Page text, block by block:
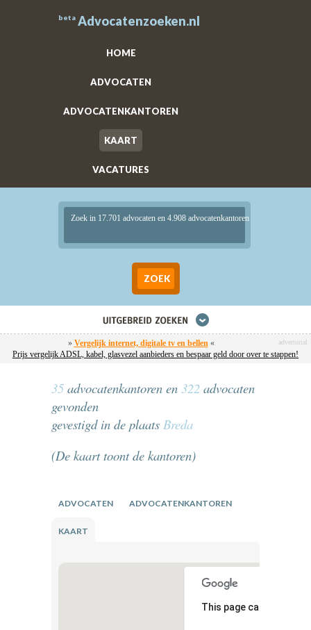
beta Advocatenzoeken.nl
HOME
ADVOCATEN
ADVOCATENKANTOREN
KAART
VACATURES
Zoek in 17.701 advocaten en 4.908 advocatenkantoren
» Vergelijk internet, digitale tv en bellen« advertorial
Prijs vergelijk ADSL, kabel, glasvezel aanbieders en bespaar geld door over te stappen!
35 advocatenkantoren en 322 advocaten
gevonden
gevestigd in de plaats Breda
(De kaart toont de kantoren)
ADVOCATEN ADVOCATENKANTOREN
KAART
This page can't load